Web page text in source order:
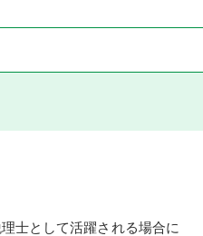
士として活躍される場合に